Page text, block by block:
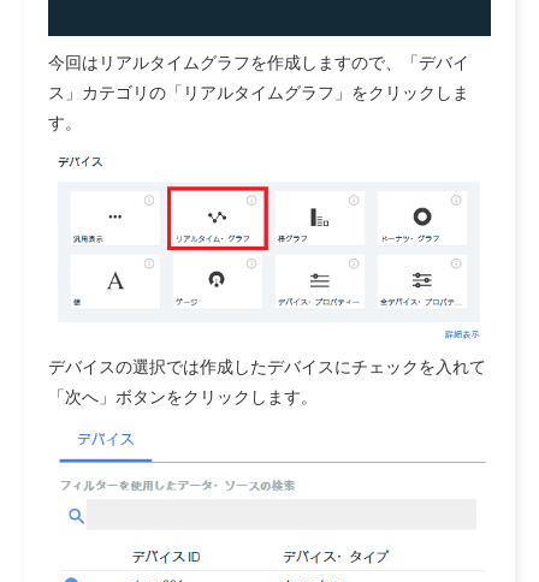
今回はリアルタイムグラフを作成しますので、「デバイ
ス」カテゴリの「リアルタイムグラフ」をクリックしま
す。
デバイスの選択では作成したデバイスにチェックを入れて
「次へ」ボタンをクリックします。